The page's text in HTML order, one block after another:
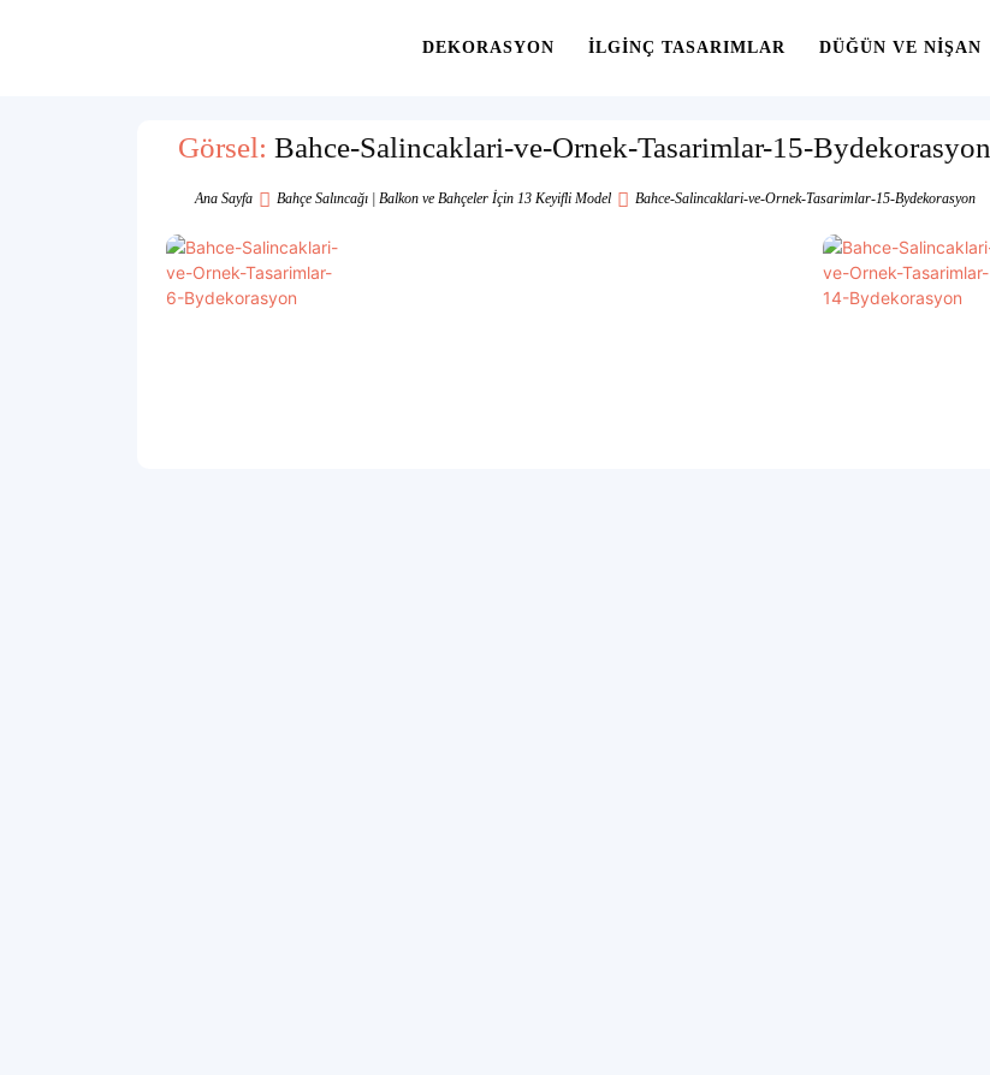
DEKORASYON İLGINÇ TASARIMLAR DÜĞÜN VE NIŞAN
Görsel: Bahce-Salincaklari-ve-Ornek-Tasarimlar-15-Bydekorasyon
Ana Sayfa Bahçe Salıncağı | Balkon ve Bahçeler İçin 13 Keyifli Model Bahce-Salincaklari-ve-Ornek-Tasarimlar-15-Bydekorasyon